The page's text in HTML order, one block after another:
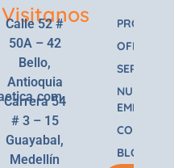
Visitanos
Calle 52 #
50A – 42
Bello,
Antioquia
Carrera 54
# 3 – 15
Guayabal,
Medellín
OFERTAS
SERVICIOS
NUESTRA
EMPRESA
BLOG